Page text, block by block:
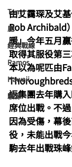
Tony
鹿
經典戰線
Ramos
Hawaii
駿源
由艾靄琛及艾
Rob Archibald
暖」今年五月
取得其服役第
本以為呢匹由
返集團去年購
席位出戰。不
因為受傷，幕
役，未能出戰
駒去年出戰珠